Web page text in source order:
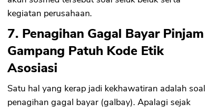
kegiatan perusahaan.
7. Penagihan Gagal Bayar Pinjam
Gampang Patuh Kode Etik
Asosiasi
Satu hal yang kerap jadi kekhawatiran adalah soal
penagihan gagal bayar (galbay). Apalagi sejak